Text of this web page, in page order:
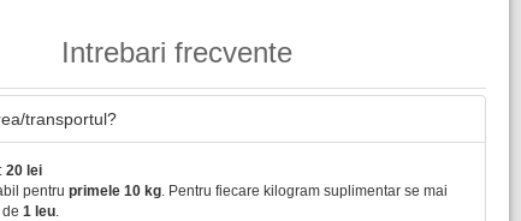
Intrebari frecvente
transportul?
20 lei
pentru primele 10 kg. Pentru fiecare kilogram suplimentar se mai
1 leu.